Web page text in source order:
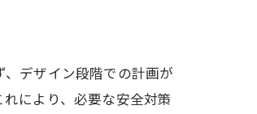
デザイン段階での計画が
により、必要な安全対策